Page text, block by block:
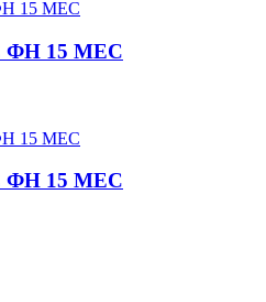
ФН 15 МЕС
ФН 15 МЕС